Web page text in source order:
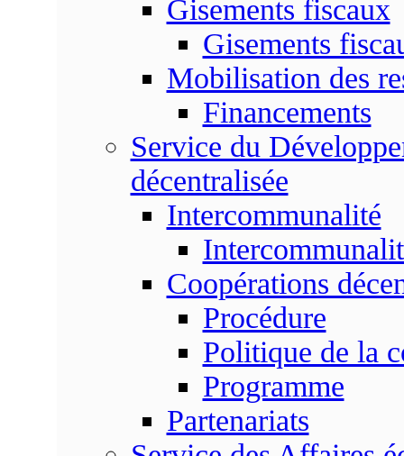
Gisements fiscaux
Gisements
Mobilisation des
Financements
Service du
décentralisée
Intercommunalité
Coopérations
Procédure
Politique de la
Programme
Partenariats